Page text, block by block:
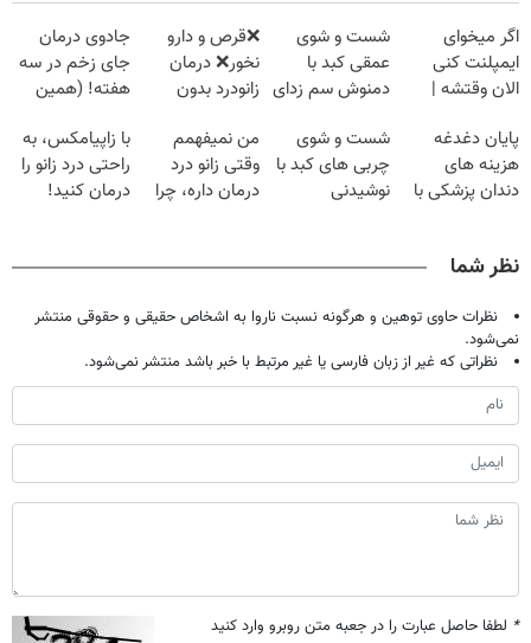
اگر میخوای
ایمپلنت کنی
الان وقتشه |
میلیون تومان!!!
شست و شوی
عمقی کبد با
دمنوش سم زدای
❌قرص‌ و دارو
نخور❌ درمان
زانودرد بدون
جادوی درمان
جای زخم در سه
هفته! (همین
صحبت کنید)
پایان دغدغه
هزینه های
دندان پزشکی با
شست و شوی
چربی های کبد با
نوشیدنی
من نمیفهمم
وقتی زانو درد
درمان داره، چرا
با زاپیامکس، به
راحتی درد زانو را
درمان کنید!
نظر شما
نظرات حاوی توهین و هرگونه نسبت ناروا به اشخاص حقیقی و حقوقی منتشر
نمی‌شود.
نظراتی که غیر از زبان فارسی یا غیر مرتبط با خبر باشد منتشر نمی‌شود.
* لطفا حاصل عبارت را در جعبه متن روبرو وارد کنید